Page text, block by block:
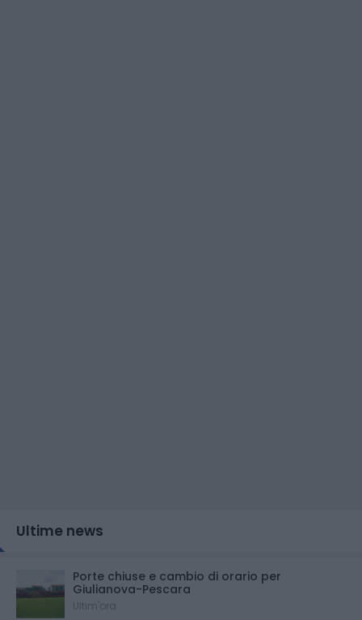
Ultime news
Porte chiuse e cambio di orario per
Giulianova-Pescara
Ultim'ora